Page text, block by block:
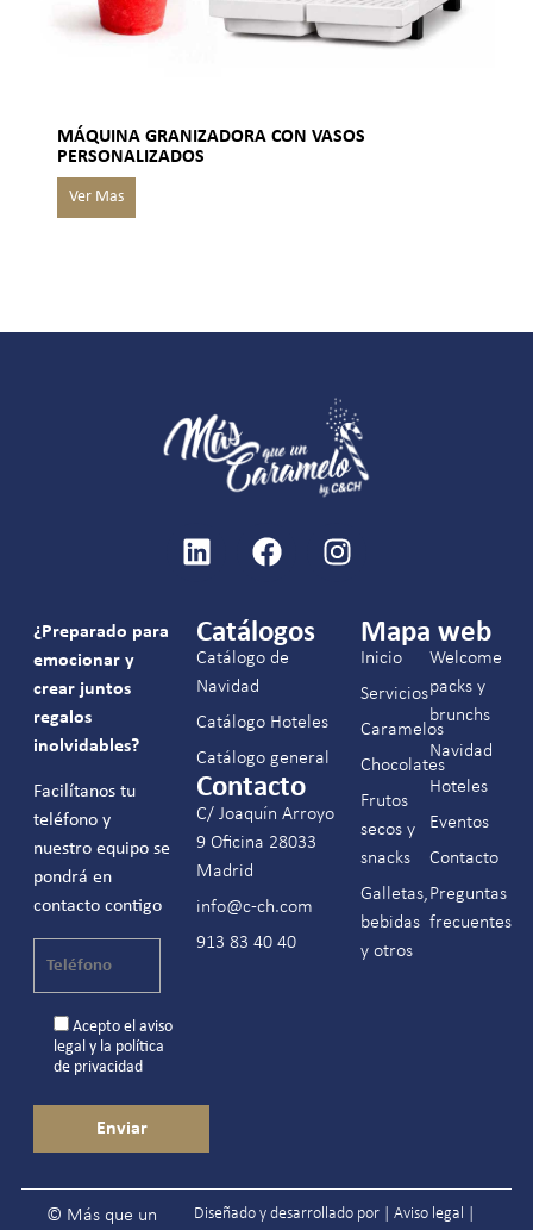
MÁQUINA GRANIZADORA CON VASOS
PERSONALIZADOS
¿Preparado para
emocionar y
crear juntos
regalos
inolvidables?
Facilítanos tu
teléfono y
nuestro equipo se
pondrá en
contacto contigo
Acepto el aviso
legaly la política
de privacidad
Catálogos
Catálogo de
Navidad
Catálogo Hoteles
Catálogo general
Contacto
C/ Joaquín Arroyo
9 Oficina 28033
Madrid
info@c-ch.com
913 83 40 40
Mapa web
Inicio
Servicios
Caramelos
Chocolates
Frutos
secos y
snacks
Galletas,
bebidas
y otros
Welcome
packs y
brunchs
Navidad
Hoteles
Eventos
Contacto
Preguntas
frecuentes
© Más que un Diseñado y desarrollado por |Aviso legal